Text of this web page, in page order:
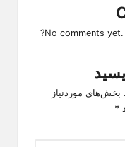
No comments yet.
بخش‌های موردنیاز
*